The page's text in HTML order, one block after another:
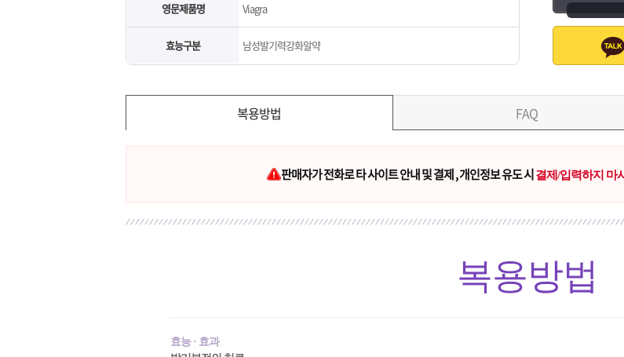
영문제품명 Viagra
효능구분 남성발기력강화알약
복용방법 FAQ
판매자가 전화로 타 사이트 안내 및 결제 , 개인정보 유도 시결제/입력하지 마
복용방법
효능 · 효과